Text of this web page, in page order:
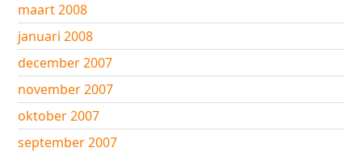
maart 2008
januari 2008
december 2007
november 2007
oktober 2007
september 2007